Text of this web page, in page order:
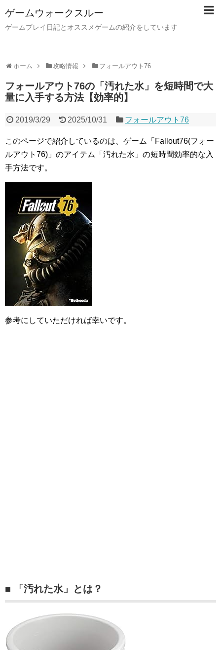
ゲームウォークスルー
ゲームプレイ日記とオススメゲームの紹介をしています
ホーム 攻略情報 フォールアウト76
フォールアウト76の「汚れた水」を短時間で大
量に入手する方法【効率的】
2019/3/29 2025/10/31 フォールアウト76
このページで紹介しているのは、ゲーム「Fallout76(フォー
ルアウト76)」のアイテム「汚れた水」の短時間効率的な入
手方法です。
参考にしていただければ幸いです。
■ 「汚れた水」とは？